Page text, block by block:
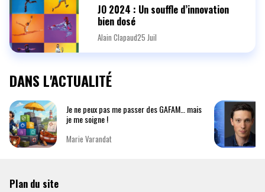
JO 2024 : Un souffle d’innovation
bien dosé
Alain Clapaud25 Juil
DANS L'ACTUALITÉ
Je ne peux pas me passer des GAFAM… mais
je me soigne !
Marie Varandat
Plan du site